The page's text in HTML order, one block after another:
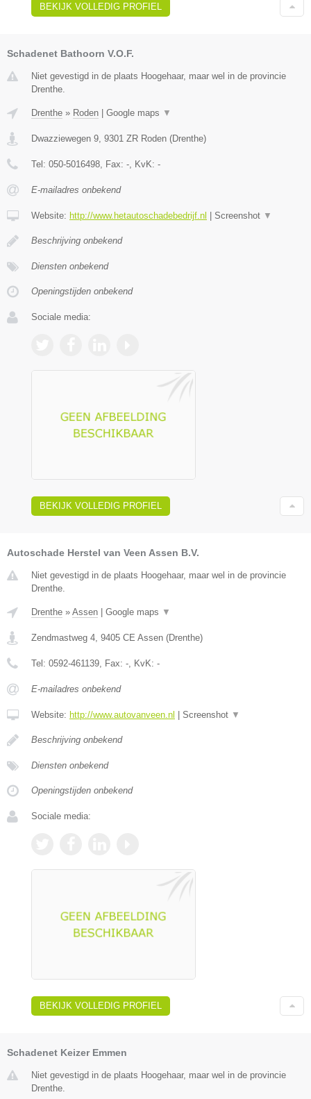
BEKIJK VOLLEDIG PROFIEL
Schadenet Bathoorn V.O.F.
Niet gevestigd in de plaats Hoogehaar, maar wel in de provincie
Drenthe.
Drenthe » Roden | Google maps ▼
Dwazziewegen 9 9301 ZR Roden (Drenthe)
Tel: 050-5016498 , Fax: - , KvK: -
E-mailadres onbekend
Website: http://www.hetautoschadebedrijf.nl | Screenshot ▼
Beschrijving onbekend
Diensten onbekend
Openingstijden onbekend
Sociale media:
BEKIJK VOLLEDIG PROFIEL
Autoschade Herstel van Veen Assen B.V.
Niet gevestigd in de plaats Hoogehaar, maar wel in de provincie
Drenthe.
Drenthe » Assen Google maps ▼
Zendmastweg 4, 9405 CE Assen (Drenthe)
Tel: 0592-461139, Fax: -, KvK: -
E-mailadres onbekend
Website: http://www.autovanveen.nl Screenshot ▼
Beschrijving onbekend
Diensten onbekend
Openingstijden onbekend
Sociale media:
BEKIJK VOLLEDIG PROFIEL
Schadenet Keizer Emmen
Niet gevestigd in de plaats Hoogehaar, maar wel in de provincie
Drenthe.